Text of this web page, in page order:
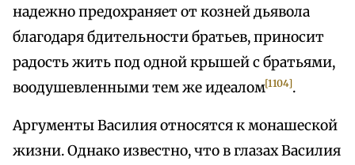
надежно предохраняет от козней дьявола
благодаря бдительности братьев, приносит
радость жить под одной крышей с братьями,
воодушевленными тем же идеалом[1104].
Аргументы Василия относятся к монашеской
жизни. Однако известно, что в глазах Василия